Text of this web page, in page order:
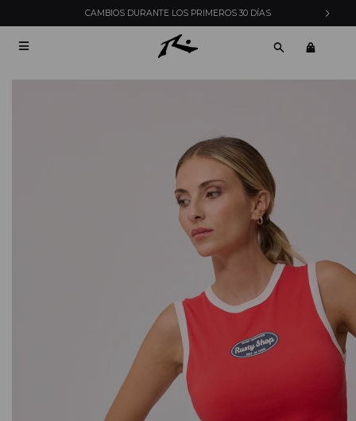
CAMBIOS DURANTE LOS PRIMEROS 30 DÍAS
